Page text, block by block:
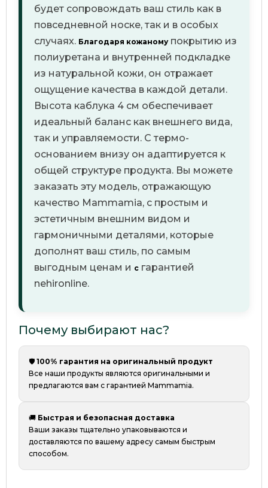
будет сопровождать ваш стиль как в
повседневной носке, так и в особых
случаях. Благодаря кожаномупокрытию из
полиуретана и внутренней подкладке
из натуральной кожи, он отражает
ощущение качества в каждой детали.
Высота каблука 4 см обеспечивает
идеальный баланс как внешнего вида,
так и управляемости. С термо-
основанием внизу он адаптируется к
общей структуре продукта. Вы можете
заказать эту модель, отражающую
качество Mammamia, с простым и
эстетичным внешним видом и
гармоничными деталями, которые
дополнят ваш стиль, по самым
выгодным ценам и с гарантией
nehironline.
Почему выбирают нас?
🛡️ 100% гарантия на оригинальный продукт
Все наши продукты являются оригинальными и
предлагаются вам с гарантией Mammamia.
🚚 Быстрая и безопасная доставка
Ваши заказы тщательно упаковываются и
доставляются по вашему адресу самым быстрым
способом.